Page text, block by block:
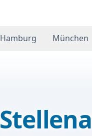
Hamburg München